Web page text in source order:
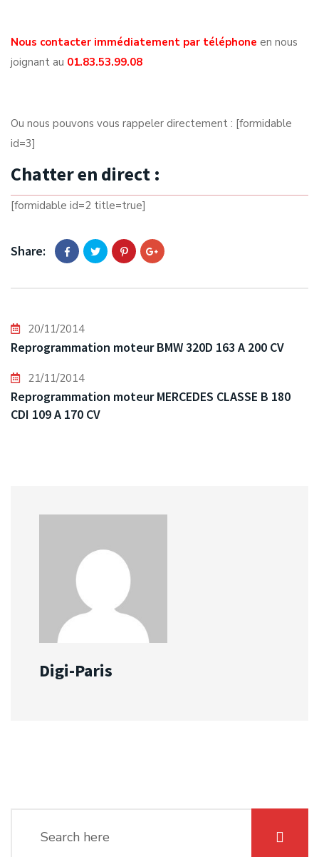
Nous contacter immédiatement par téléphone en nous
joignant au 01.83.53.99.08
Ou nous pouvons vous rappeler directement : [formidable
id=3]
Chatter en direct :
[formidable id=2 title=true]
Share:
20/11/2014
Reprogrammation moteur BMW 320D 163 A 200 CV
21/11/2014
Reprogrammation moteur MERCEDES CLASSE B 180
CDI 109 A 170 CV
Digi-Paris